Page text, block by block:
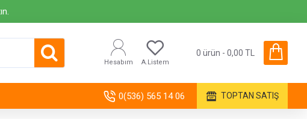
Hesabım A.Listem
0 ürün - 0,00 TL
0(536) 565 14 06 TOPTAN SATIŞ